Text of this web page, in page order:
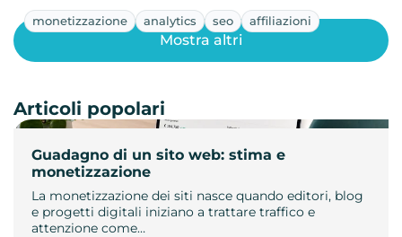
monetizzazione analytics seo affiliazioni
Guadagno di un sito web: stima e
monetizzazione
La monetizzazione dei siti nasce quando editori, blog
e progetti digitali iniziano a trattare traffico e
attenzione come…
Mostra altri
Articoli popolari